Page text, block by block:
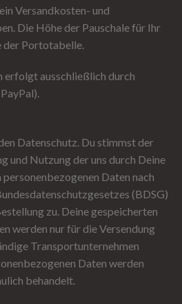
Versandkosten- und
Die Höhe der Pauschale für Ihr
der Portotabelle.
erfolgt ausschließlich durch
Datenschutz. Du stimmst der
und Nutzung der uns durch Deine
Daten nach
(BDSG)
zu. Deine gespeicherten
werden nur für die Versendung
Transportunternehmen
Daten werden
behandelt.